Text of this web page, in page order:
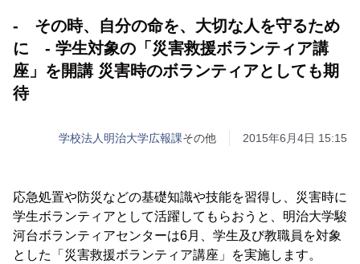
- その時、自分の命を、大切な人を守るため
に - 学生対象の「災害救援ボランティア講
座」を開講 災害時のボランティアとしても期
待
学校法人明治大学広報課その他 2015年6月4日 15:15
応急処置や防災などの基礎知識や技能を習得し、災害時に
学生ボランティアとして活躍してもらおうと、明治大学駿
河台ボランティアセンターは6月、学生及び教職員を対象
とした「災害救援ボランティア講座」を実施します。